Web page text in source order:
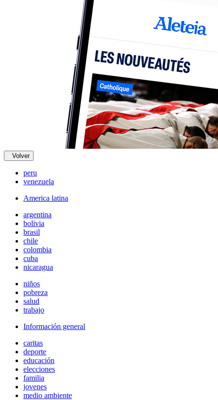
Volver
peru
venezuela
America latina
argentina
bolivia
brasil
chile
colombia
cuba
nicaragua
niños
pobreza
salud
trabajo
Información general
caritas
deporte
educación
elecciones
familia
jovenes
medio ambiente